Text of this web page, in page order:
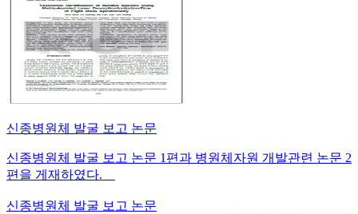
신종병원체 발굴 보고 논문
신종병원체 발굴 보고 논문 1편과 병원체자원 개발관련 논문 2
편을 게재하였다.
신종병원체 발굴 보고 논문